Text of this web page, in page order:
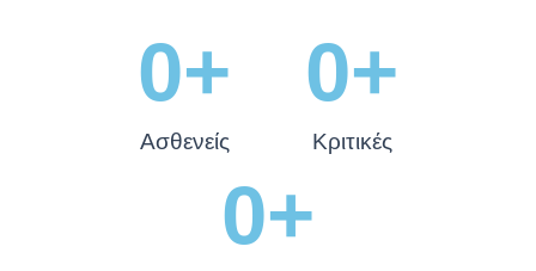
Ασθενείς
0+
Κριτικές
0+
0+